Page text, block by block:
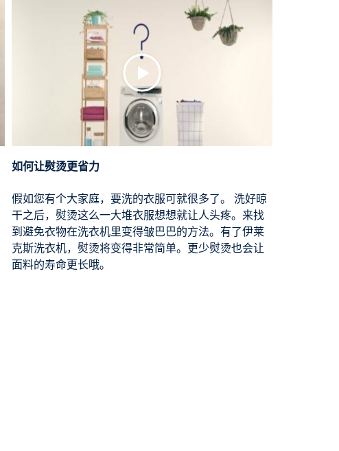
如何让熨烫更省力
假如您有个大家庭，要洗的衣服可就很多了。 洗好晾
干之后，熨烫这么一大堆衣服想想就让人头疼。来找
到避免衣物在洗衣机里变得皱巴巴的方法。有了伊莱
克斯洗衣机，熨烫将变得非常简单。更少熨烫也会让
面料的寿命更长哦。